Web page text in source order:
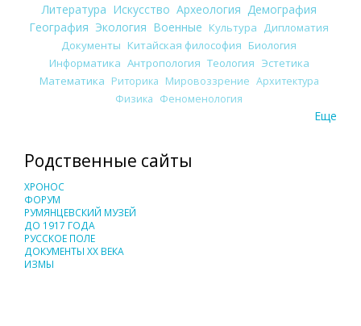
Литература Искусство Археология Демография
География Экология Военные Культура
Дипломатия
Документы Китайская философия Биология
Информатика Антропология Теология Эстетика
Математика Риторика Мировоззрение Архитектура
Физика Феноменология
Еще
Родственные сайты
ХРОНОС
ФОРУМ
РУМЯНЦЕВСКИЙ МУЗЕЙ
ДО 1917 ГОДА
РУССКОЕ ПОЛЕ
ДОКУМЕНТЫ XX ВЕКА
ИЗМЫ